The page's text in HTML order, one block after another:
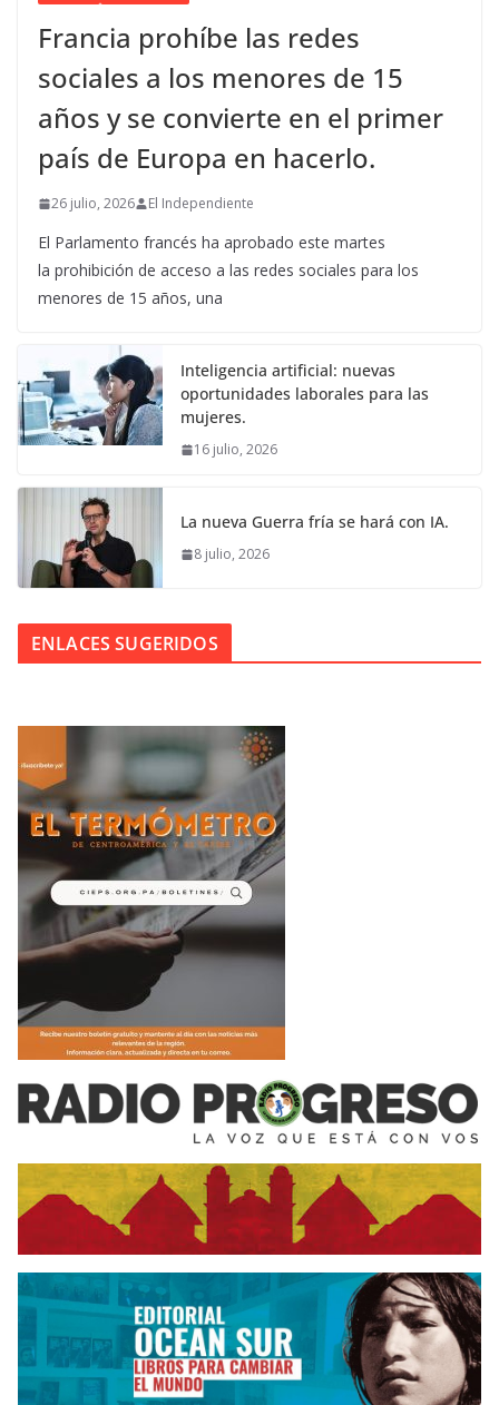
Francia prohíbe las redes
sociales a los menores de 15
años y se convierte en el primer
país de Europa en hacerlo.
26 julio, 2026 El Independiente
El Parlamento francés ha aprobado este martes
la prohibición de acceso a las redes sociales para los
menores de 15 años, una
Inteligencia artificial: nuevas
oportunidades laborales para las
mujeres.
16 julio, 2026
La nueva Guerra fría se hará con IA.
8 julio, 2026
ENLACES SUGERIDOS